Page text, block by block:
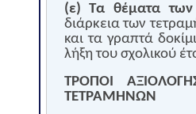
(ε) Τα θέματα των
διάρκεια των
και τα γραπτά
λήξη του σχολικού
ΤΡΟΠΟΙ
ΤΕΤΡΑΜΗΝΩΝ